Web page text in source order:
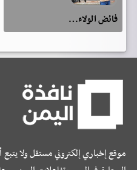
فائض الولاء…
موقع إخباري إلكتروني مستقل ولا